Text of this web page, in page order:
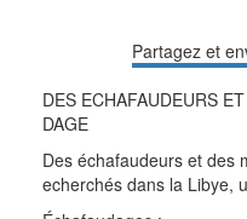
Partagez et
DES ECHAFAUDEURS
DAGE
Des échafaudeurs et
echerchés dans la Libye,